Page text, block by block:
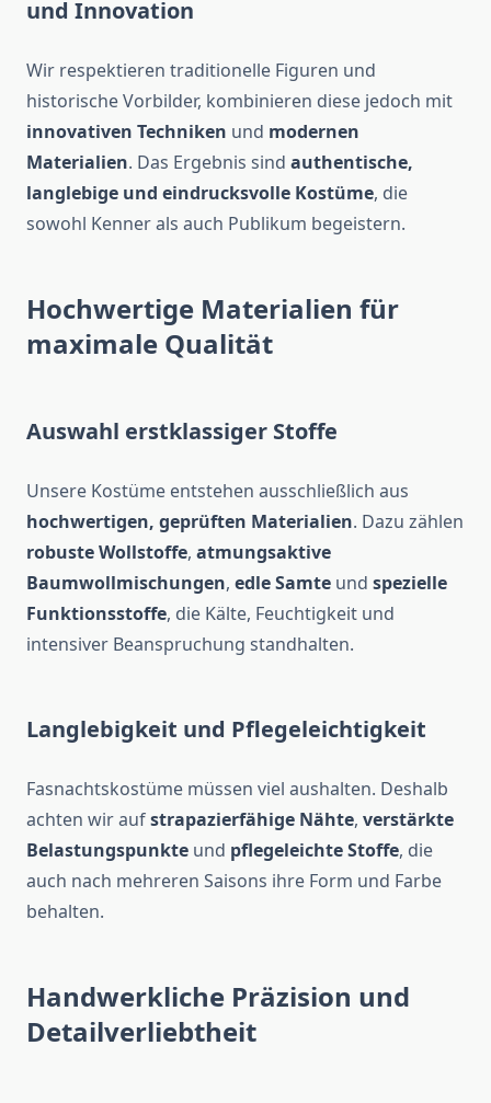
und Innovation
Wir respektieren traditionelle Figuren und
historische Vorbilder, kombinieren diese jedoch mit
innovativen Techniken und modernen
Materialien. Das Ergebnis sind authentische,
langlebige und eindrucksvolle Kostüme, die
sowohl Kenner als auch Publikum begeistern.
Hochwertige Materialien für
maximale Qualität
Auswahl erstklassiger Stoffe
Unsere Kostüme entstehen ausschließlich aus
hochwertigen, geprüften Materialien. Dazu zählen
robuste Wollstoffe, atmungsaktive
Baumwollmischungen, edle Samte und spezielle
Funktionsstoffe, die Kälte, Feuchtigkeit und
intensiver Beanspruchung standhalten.
Langlebigkeit und Pflegeleichtigkeit
Fasnachtskostüme müssen viel aushalten. Deshalb
achten wir aufstrapazierfähige Nähte, verstärkte
Belastungspunkte und pflegeleichte Stoffe, die
auch nach mehreren Saisons ihre Form und Farbe
behalten.
Handwerkliche Präzision und
Detailverliebtheit